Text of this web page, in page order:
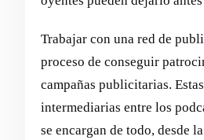
Trabajar con una red de
proceso de conseguir
campañas publicitarias.
intermediarias entre los
se encargan de todo, desde